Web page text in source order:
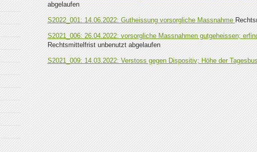
abgelaufen
S2022_001: 14.06.2022: Gutheissung vorsorgliche Massnahme
S2021_006: 26.04.2022: vorsorgliche Massnahmen gutgeheissen;
Rechtsmittelfrist unbenutzt abgelaufen
S2021_009: 14.03.2022: Verstoss gegen Dispositiv; Höhe der